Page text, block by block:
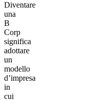
Diventare
una
B
Corp
significa
adottare
un
modello
d’impresa
in
cui